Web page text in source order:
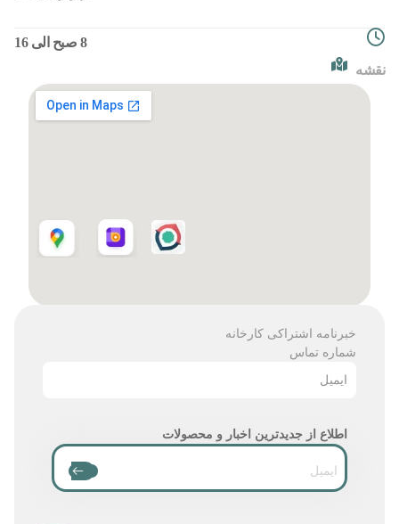
8 صبح الی 16
نقشه
خبرنامه اشتراکی کارخانه
شماره تماس
ایمیل
اطلاع از جدیدترین اخبار و محصولات